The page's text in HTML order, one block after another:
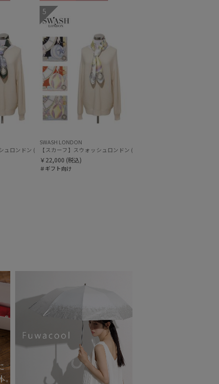
Ferris Festivity 68cm×68cm シルクスカーフ 日本製
ュロンドン (SWASH LONDON) Travelling Troupe 88×88 シルク 日本製
ギフト向け
5
SWASH LONDON
【スカーフ】スウォッシュロンドン (SWASH LONDON) Showtime
￥22,000 (税込)
＃ギフト向け